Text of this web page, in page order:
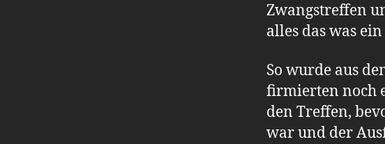
Zwangstreffen
alles das was
So wurde aus
firmierten noch
den Treffen,
war und der